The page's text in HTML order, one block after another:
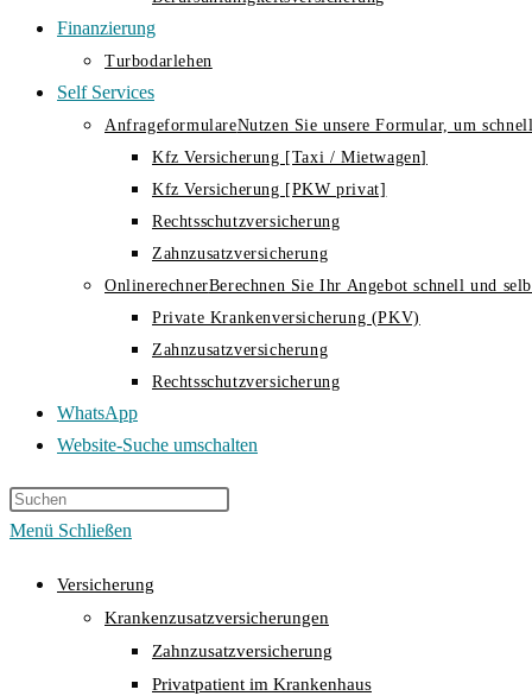
Finanzierung
Turbodarlehen
Self Services
AnfrageformulareNutzen Sie unsere Formular, um
Kfz Versicherung [Taxi / Mietwagen]
Kfz Versicherung [PKW privat]
Rechtsschutzversicherung
Zahnzusatzversicherung
OnlinerechnerBerechnen Sie Ihr Angebot schnell und
Private Krankenversicherung (PKV)
Zahnzusatzversicherung
Rechtsschutzversicherung
WhatsApp
Website-Suche umschalten
Menü Schließen
Versicherung
Krankenzusatzversicherungen
Zahnzusatzversicherung
Privatpatient im Krankenhaus